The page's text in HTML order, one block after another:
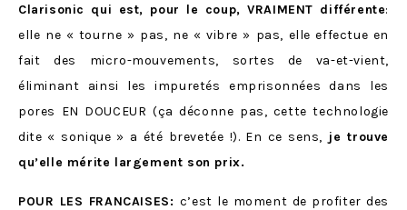
Clarisonic qui est, pour le coup, VRAIMENT différente:
elle ne « tourne » pas, ne « vibre » pas, elle effectue en
fait des micro-mouvements, sortes de va-et-vient,
éliminant ainsi les impuretés emprisonnées dans les
pores EN DOUCEUR (ça déconne pas, cette technologie
dite « sonique » a été brevetée !). En ce sens, je trouve
qu’elle mérite largement son prix.
POUR LES FRANCAISES: c’est le moment de profiter des